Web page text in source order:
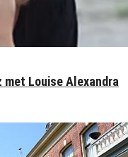
met Louise Alexandra